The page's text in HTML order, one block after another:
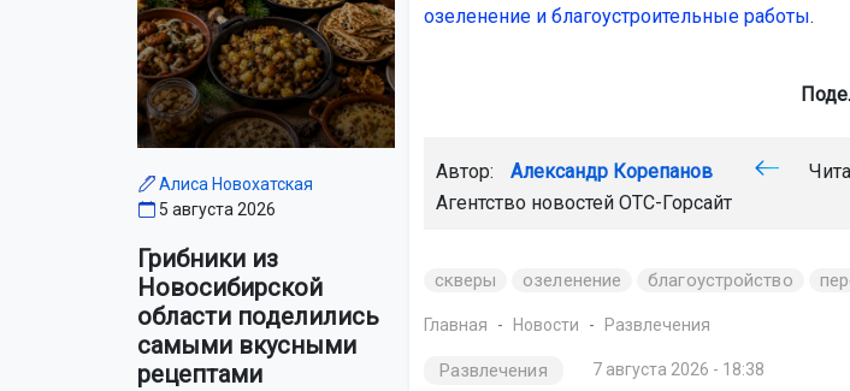
Алиса Новохатская
5 августа 2026
Грибники из
Новосибирской
области поделились
самыми вкусными
рецептами
озеленение и благоустроительные работы.
Автор: Александр Корепанов
Агентство новостей ОТС-Горсайт
скверы озеленение благоустройство
Главная Новости Развлечения
Развлечения 7 августа 2026 - 18:38